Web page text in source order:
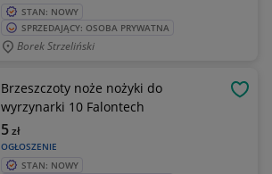
STAN: NOWY
SPRZEDAJĄCY: OSOBA PRYWATNA
Borek Strzeliński
Brzeszczoty noże nożyki do
wyrzynarki 10 Falontech
OGŁOSZENIE
5zł
STAN: NOWY